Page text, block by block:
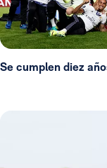
Se cumplen diez